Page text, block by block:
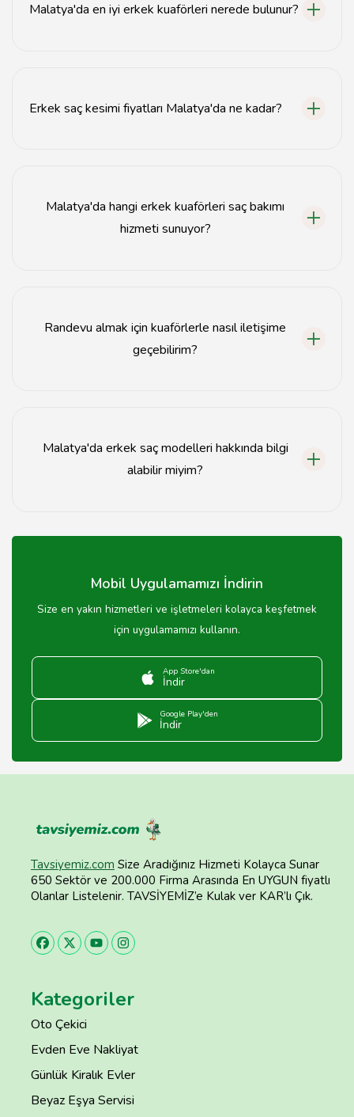
Malatya'da en iyi erkek kuaförleri nerede bulunur?
Erkek saç kesimi fiyatları Malatya'da ne kadar?
Malatya'da hangi erkek kuaförleri saç bakımı
hizmeti sunuyor?
Randevu almak için kuaförlerle nasıl iletişime
geçebilirim?
Malatya'da erkek saç modelleri hakkında bilgi
alabilir miyim?
detaylı bilgiler bulabilirsiniz.
Mobil Uygulamamızı İndirin
Size en yakın hizmetleri ve işletmeleri kolayca keşfetmek
için uygulamamızı kullanın.
App Store'dan
İndir
Google Play'den
İndir
Tavsiyemiz.com Size Aradığınız Hizmeti Kolayca Sunar
650 Sektör ve 200.000 Firma Arasında En UYGUN fiyatlı
Olanlar Listelenir. TAVSİYEMİZ’e Kulak ver KAR’lı Çık.
Kategoriler
Oto Çekici
Evden Eve Nakliyat
Günlük Kiralık Evler
Beyaz Eşya Servisi